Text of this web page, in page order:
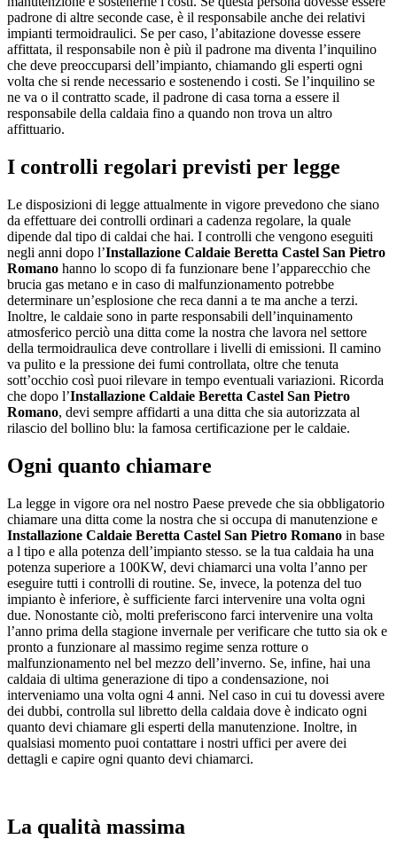
padrone di altre seconde case, è il responsabile anche dei relativi
impianti termoidraulici. Se per caso, l’abitazione dovesse essere
affittata, il responsabile non è più il padrone ma diventa l’inquilino
che deve preoccuparsi dell’impianto, chiamando gli esperti ogni
volta che si rende necessario e sostenendo i costi. Se l’inquilino se
ne va o il contratto scade, il padrone di casa torna a essere il
responsabile della caldaia fino a quando non trova un altro
affittuario.
I controlli regolari previsti per legge
Le disposizioni di legge attualmente in vigore prevedono che siano
da effettuare dei controlli ordinari a cadenza regolare, la quale
dipende dal tipo di caldai che hai. I controlli che vengono eseguiti
negli anni dopo l’Installazione Caldaie Beretta Castel San Pietro
Romano hanno lo scopo di fa funzionare bene l’apparecchio che
brucia gas metano e in caso di malfunzionamento potrebbe
determinare un’esplosione che reca danni a te ma anche a terzi.
Inoltre, le caldaie sono in parte responsabili dell’inquinamento
atmosferico perciò una ditta come la nostra che lavora nel settore
della termoidraulica deve controllare i livelli di emissioni. Il camino
va pulito e la pressione dei fumi controllata, oltre che tenuta
sott’occhio così puoi rilevare in tempo eventuali variazioni. Ricorda
che dopo l’Installazione Caldaie Beretta Castel San Pietro
Romano, devi sempre affidarti a una ditta che sia autorizzata al
rilascio del bollino blu: la famosa certificazione per le caldaie.
Ogni quanto chiamare
La legge in vigore ora nel nostro Paese prevede che sia obbligatorio
chiamare una ditta come la nostra che si occupa di manutenzione e
Installazione Caldaie Beretta Castel San Pietro Romano in base
a l tipo e alla potenza dell’impianto stesso. se la tua caldaia ha una
potenza superiore a 100KW, devi chiamarci una volta l’anno per
eseguire tutti i controlli di routine. Se, invece, la potenza del tuo
impianto è inferiore, è sufficiente farci intervenire una volta ogni
due. Nonostante ciò, molti preferiscono farci intervenire una volta
l’anno prima della stagione invernale per verificare che tutto sia ok e
pronto a funzionare al massimo regime senza rotture o
malfunzionamento nel bel mezzo dell’inverno. Se, infine, hai una
caldaia di ultima generazione di tipo a condensazione, noi
interveniamo una volta ogni 4 anni. Nel caso in cui tu dovessi avere
dei dubbi, controlla sul libretto della caldaia dove è indicato ogni
quanto devi chiamare gli esperti della manutenzione. Inoltre, in
qualsiasi momento puoi contattare i nostri uffici per avere dei
dettagli e capire ogni quanto devi chiamarci.
La qualità massima